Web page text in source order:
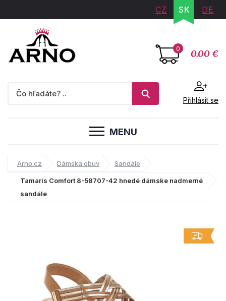
CZ SK DE
0 0.00 €
Přihlásit se
MENU
Arno.cz Dámska obuv Sandále
Tamaris Comfort 8-58707-42 hnedé dámske nadmerné
sandále